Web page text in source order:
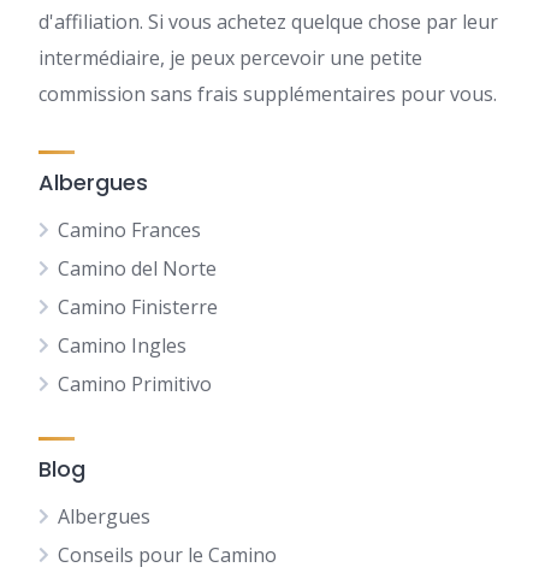
d'affiliation. Si vous achetez quelque chose par leur
intermédiaire, je peux percevoir une petite
commission sans frais supplémentaires pour vous.
Albergues
Camino Frances
Camino del Norte
Camino Finisterre
Camino Ingles
Camino Primitivo
Blog
Albergues
Conseils pour le Camino